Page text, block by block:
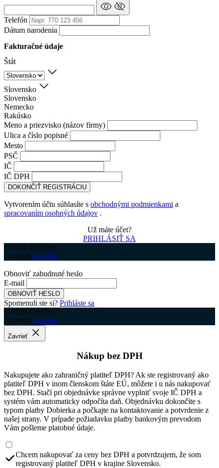
Telefón
Dátum narodenia
Fakturačné údaje
Štát
Slovensko
Slovensko
Nemecko
Rakúsko
Meno a priezvisko (názov firmy)
Ulica a číslo popisné
Mesto
PSČ
IČ
IČ DPH
DOKONČIŤ REGISTRÁCIU
Vytvorením účtu súhlasíte s obchodnými podmienkami a
spracovaním osobných údajov .
Už máte účet?
PRIHLÁSIŤ SA
© 2026 CityZen
| vytvoril emorfiq
Obnoviť zabudnuté heslo
E-mail
OBNOVIŤ HESLO
Spomenuli ste si? Prihláste sa
© 2026 CityZen
| vytvoril emorfiq
Zavrieť
Nákup bez DPH
Nakupujete ako zahraničný platiteľ DPH? Ak ste registrovaný ako
platiteľ DPH v inom členskom štáte EÚ, môžete i u nás nakupovať
bez DPH. Stačí pri objednávke správne vyplniť svoje IČ DPH a
systém vám automaticky odpočíta daň. Objednávku dokončite s
typom platby Dobierka a počkajte na kontaktovanie a potvrdenie z
našej strany. V prípade požiadavku platby bankovým prevodom
Vám pošleme platobné údaje.
Chcem nakupovať za ceny bez DPH a potvrdzujem, že som
registrovaný platiteľ DPH v krajine Slovensko.